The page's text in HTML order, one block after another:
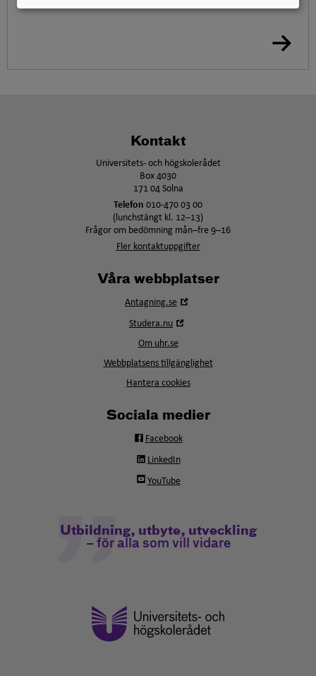
Kontakt
Universitets- och högskolerådet
Box 4030
171 04 Solna
Telefon 010-470 03 00
(lunchstängt kl. 12–13)
Frågor om bedömning mån–fre 9–16
Fler kontaktuppgifter
Våra webbplatser
Antagning.se
Studera.nu
fönster
Om uhr.se
Webbplatsens tillgänglighet
Hantera cookies
Sociala medier
Facebook
LinkedIn
YouTube
Utbildning, utbyte, utveckling
– för alla som vill vidare